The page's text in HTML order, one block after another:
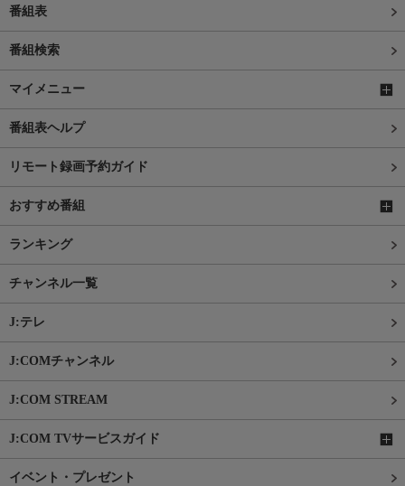
番組表
番組検索
マイメニュー
番組表ヘルプ
リモート録画予約ガイド
おすすめ番組
ランキング
チャンネル一覧
J:テレ
J:COMチャンネル
J:COM STREAM
J:COM TVサービスガイド
イベント・プレゼント